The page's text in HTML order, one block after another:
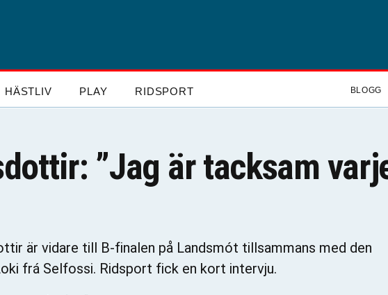
HÄSTLIV PLAY RIDSPORT BLOGG
”Jag är tacksam
är vidare till B-finalen på Landsmót tillsammans med den
frá Selfossi. Ridsport fick en kort intervju.